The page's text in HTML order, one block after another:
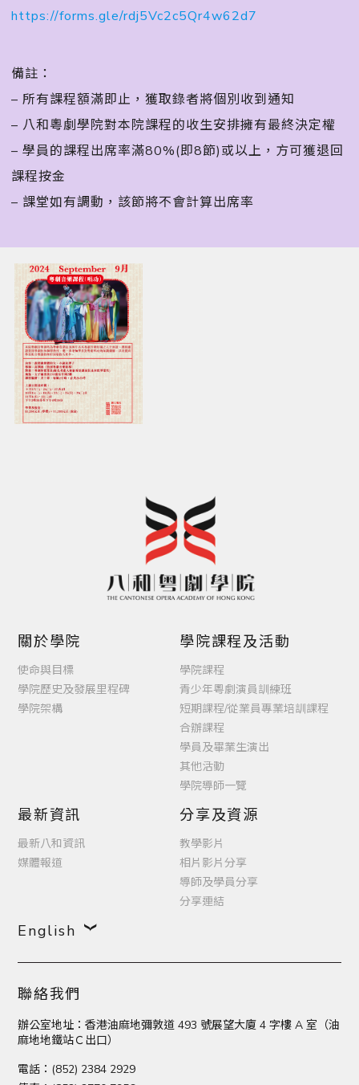
https://forms.gle/rdj5Vc2c5Qr4w62d7
備註：
– 所有課程額滿即止，獲取錄者將個別收到通知
– 八和粵劇學院對本院課程的收生安排擁有最終決定權
– 學員的課程出席率滿80%(即8節)或以上，方可獲退回
課程按金
– 課堂如有調動，該節將不會計算出席率
關於學院
使命與目標
學院歷史及發展里程碑
學院架構
學院課程及活動
學院課程
青少年粵劇演員訓練班
短期課程/從業員專業培訓課程
合辦課程
學員及畢業生演出
其他活動
學院導師一覽
最新資訊
最新八和資訊
媒體報道
分享及資源
教學影片
相片影片分享
導師及學員分享
分享連結
English
聯絡我們
辦公室地址：香港油麻地彌敦道 493 號展望大廈 4 字樓 A 室（油
麻地地鐵站Ｃ出口）
電話：(852) 2384 2929